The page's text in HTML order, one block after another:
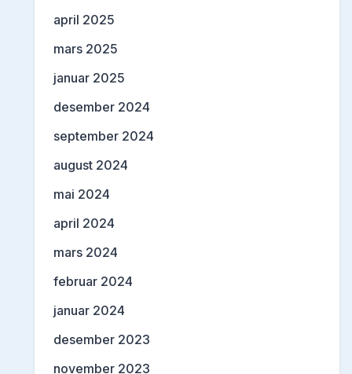
april 2025
mars 2025
januar 2025
desember 2024
september 2024
august 2024
mai 2024
april 2024
mars 2024
februar 2024
januar 2024
desember 2023
november 2023